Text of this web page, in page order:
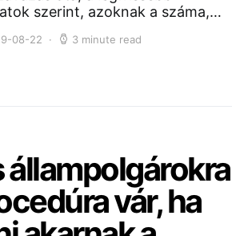
szerint, azoknak a száma,…
08-22 3 minute read
állampolgárokra
vár, ha